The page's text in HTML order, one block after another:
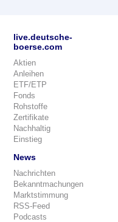
live.deutsche-
boerse.com
Aktien
Anleihen
ETF/ETP
Fonds
Rohstoffe
Zertifikate
Nachhaltig
Einstieg
News
Nachrichten
Bekanntmachungen
Marktstimmung
RSS-Feed
Podcasts